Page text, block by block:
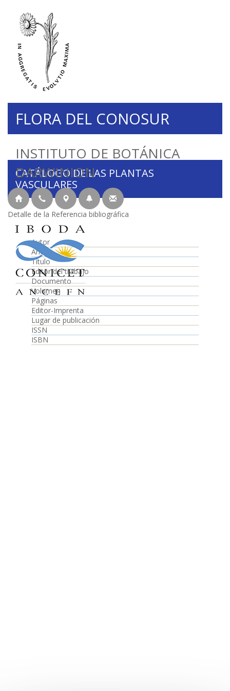
INSTITUTO DE BOTÁNICA
DARWINION
FLORA DEL CONOSUR
CATÁLOGO DE LAS PLANTAS
VASCULARES
Detalle de la Referencia bibliográfica
Autor
Año
Título
Editor del trabajo
Documento
Volumen
Páginas
Editor-Imprenta
Lugar de publicación
ISSN
ISBN